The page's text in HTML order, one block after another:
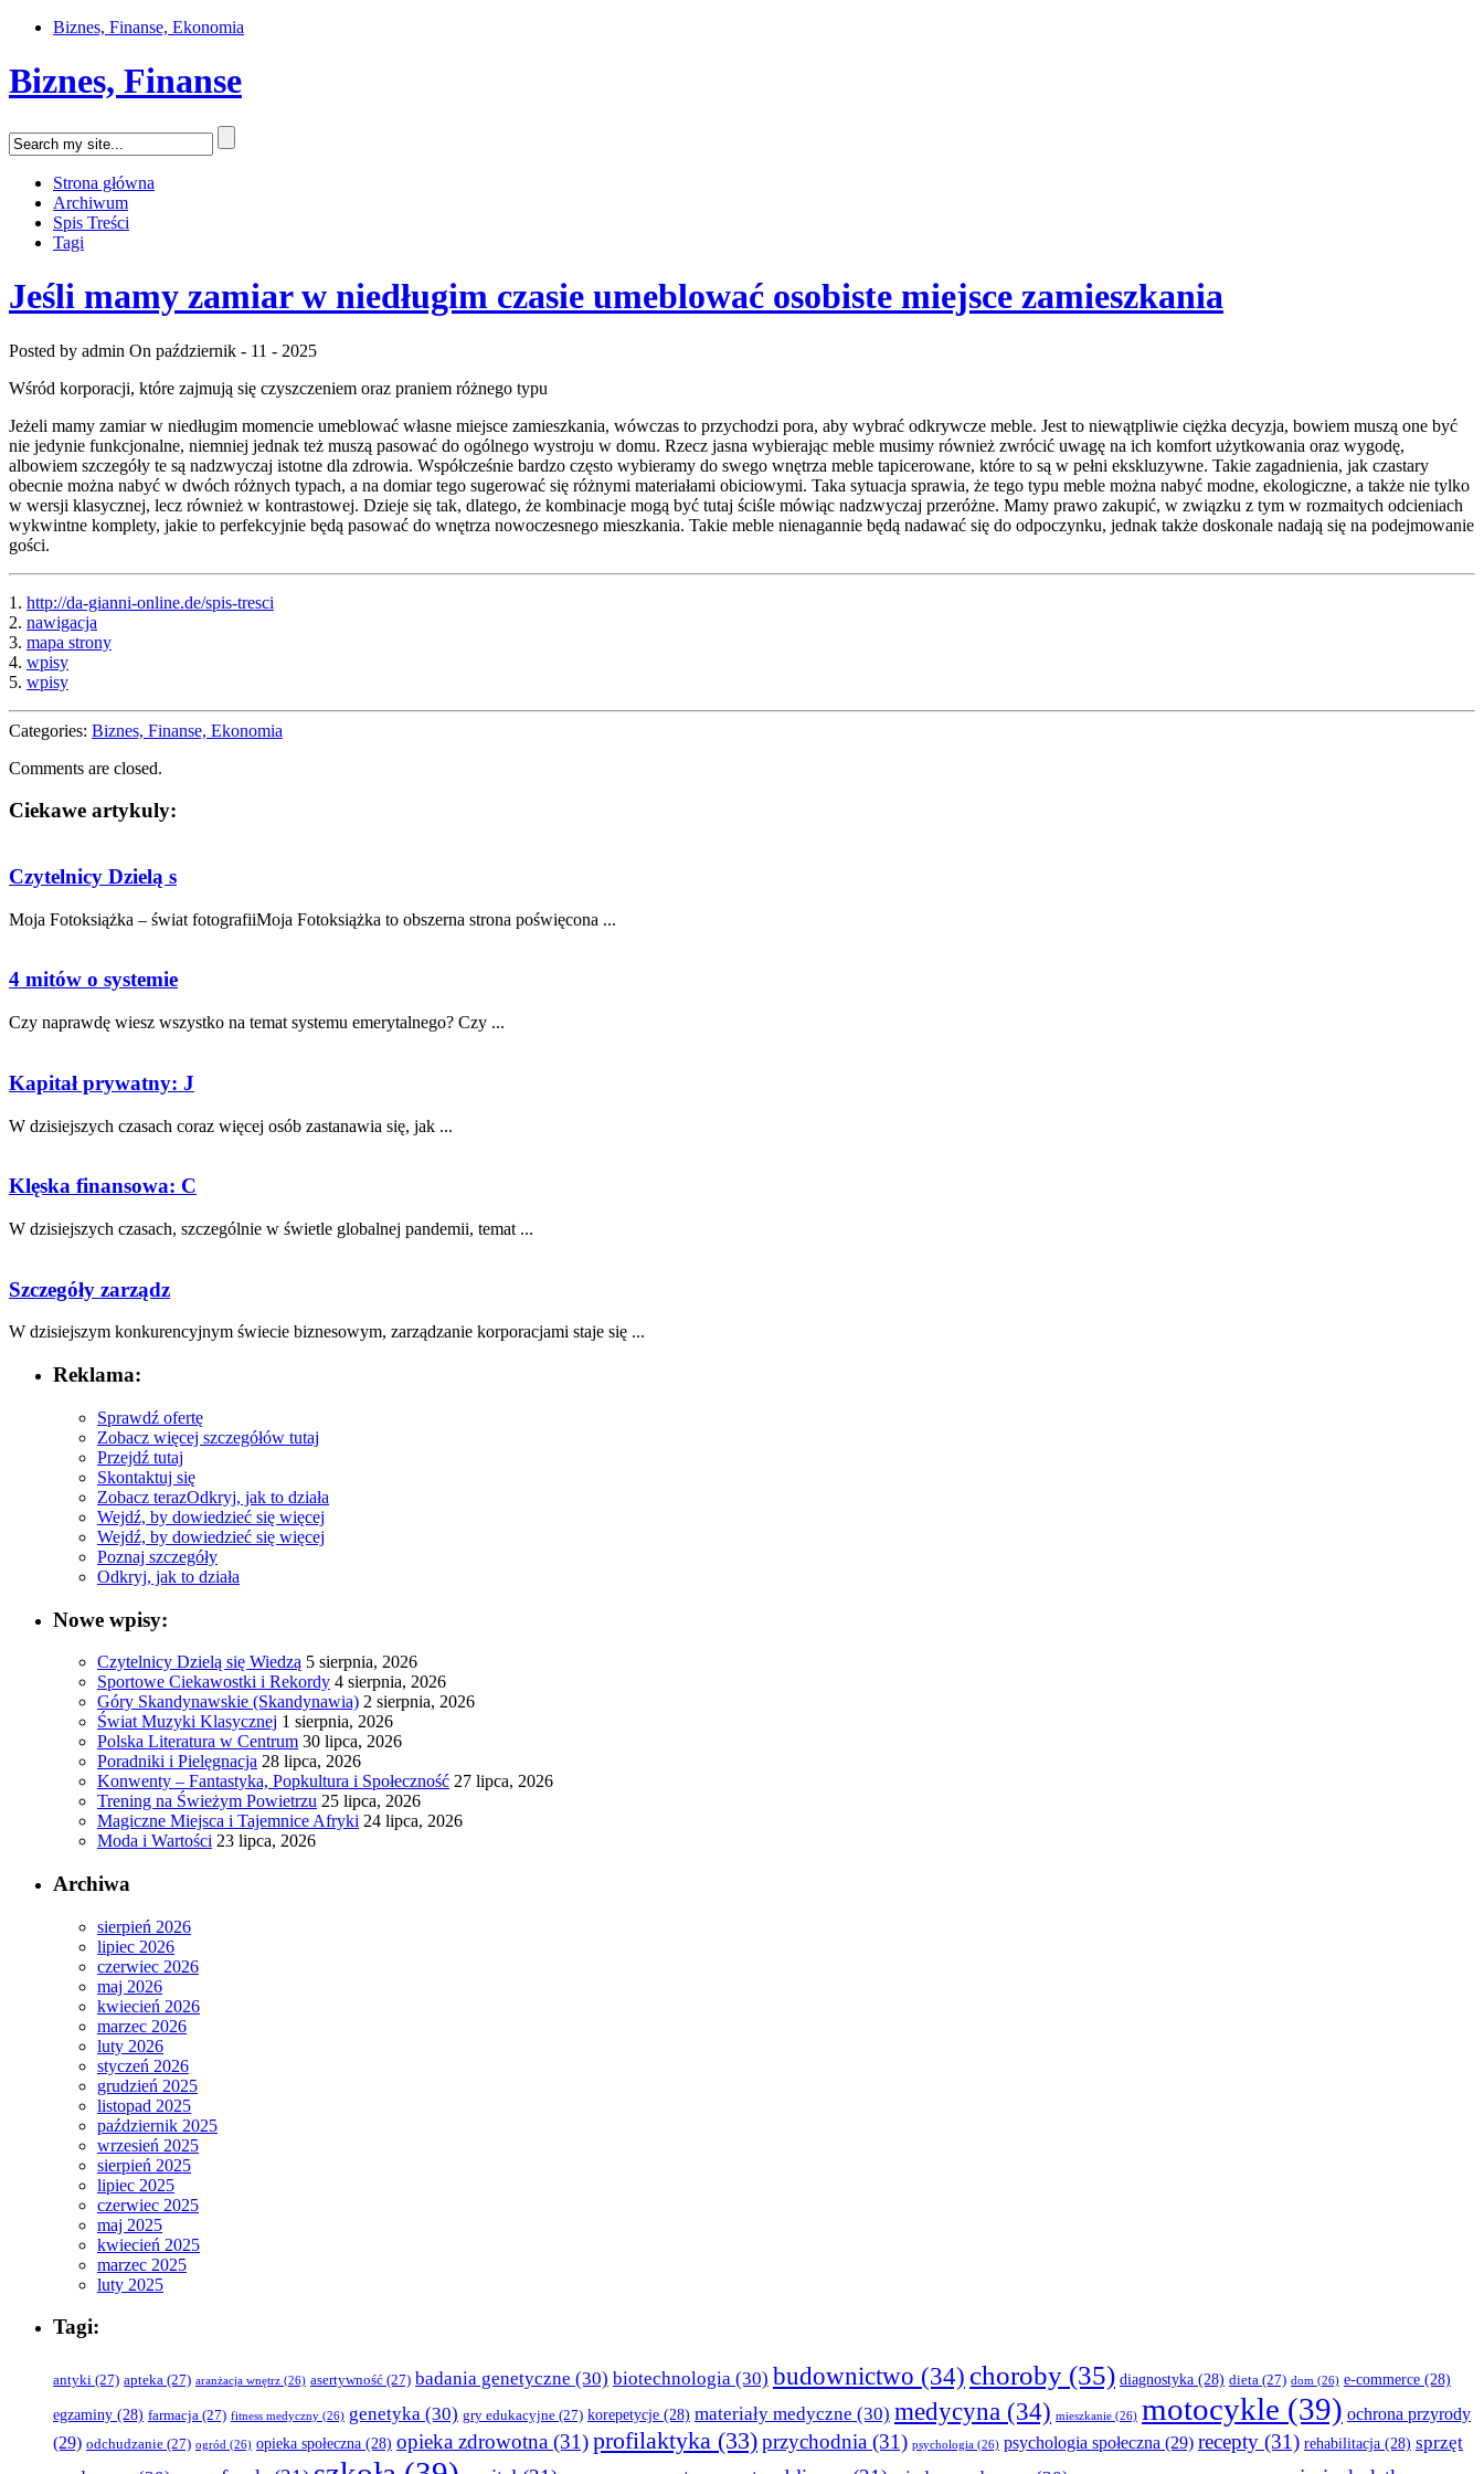
Biznes, Finanse, Ekonomia
Biznes, Finanse
Strona główna
Archiwum
Spis Treści
Tagi
Jeśli mamy zamiar w niedługim czasie umeblować osobiste miejsce zamieszkania
Posted by admin On październik - 11 - 2025
Wśród korporacji, które zajmują się czyszczeniem oraz praniem różnego typu
Jeżeli mamy zamiar w niedługim momencie umeblować własne miejsce zamieszkania, wówczas to przychodzi pora, aby wybrać odkrywcze meble. Jest to niewątpliwie ciężka decyzja, bowiem muszą one być
nie jedynie funkcjonalne, niemniej jednak też muszą pasować do ogólnego wystroju w domu. Rzecz jasna wybierając meble musimy również zwrócić uwagę na ich komfort użytkowania oraz wygodę,
albowiem szczegóły te są nadzwyczaj istotne dla zdrowia. Współcześnie bardzo często wybieramy do swego wnętrza meble tapicerowane, które to są w pełni ekskluzywne. Takie zagadnienia, jak czastary
obecnie można nabyć w dwóch różnych typach, a na domiar tego sugerować się różnymi materiałami obiciowymi. Taka sytuacja sprawia, że tego typu meble można nabyć modne, ekologiczne, a także nie tylko
w wersji klasycznej, lecz również w kontrastowej. Dzieje się tak, dlatego, że kombinacje mogą być tutaj ściśle mówiąc nadzwyczaj przeróżne. Mamy prawo zakupić, w związku z tym w rozmaitych odcieniach
wykwintne komplety, jakie to perfekcyjnie będą pasować do wnętrza nowoczesnego mieszkania. Takie meble nienagannie będą nadawać się do odpoczynku, jednak także doskonale nadają się na podejmowanie
gości.
1. http://da-gianni-online.de/spis-tresci
2. nawigacja
3. mapa strony
4. wpisy
5. wpisy
Categories: Biznes, Finanse, Ekonomia
Comments are closed.
Ciekawe artykuly:
Czytelnicy Dzielą s
Moja Fotoksiążka – świat fotografiiMoja Fotoksiążka to obszerna strona poświęcona ...
4 mitów o systemie
Czy ⁣naprawdę ​wiesz wszystko ‌na temat systemu emerytalnego? ⁢Czy ...
Kapitał prywatny: J
W dzisiejszych‌ czasach coraz więcej osób zastanawia się,‍ jak ...
Klęska finansowa: C
W dzisiejszych czasach, szczególnie w świetle globalnej pandemii,‌ temat ...
Szczegóły zarządz
W dzisiejszym konkurencyjnym świecie biznesowym, zarządzanie‌ korporacjami staje ​się ...
Reklama:
Sprawdź ofertę
Zobacz więcej szczegółów tutaj
Przejdź tutaj
Skontaktuj się
Zobacz terazOdkryj, jak to działa
Wejdź, by dowiedzieć się więcej
Wejdź, by dowiedzieć się więcej
Poznaj szczegóły
Odkryj, jak to działa
Nowe wpisy:
Czytelnicy Dzielą się Wiedzą 5 sierpnia, 2026
Sportowe Ciekawostki i Rekordy 4 sierpnia, 2026
Góry Skandynawskie (Skandynawia) 2 sierpnia, 2026
Świat Muzyki Klasycznej 1 sierpnia, 2026
Polska Literatura w Centrum 30 lipca, 2026
Poradniki i Pielęgnacja 28 lipca, 2026
Konwenty – Fantastyka, Popkultura i Społeczność 27 lipca, 2026
Trening na Świeżym Powietrzu 25 lipca, 2026
Magiczne Miejsca i Tajemnice Afryki 24 lipca, 2026
Moda i Wartości 23 lipca, 2026
Archiwa
sierpień 2026
lipiec 2026
czerwiec 2026
maj 2026
kwiecień 2026
marzec 2026
luty 2026
styczeń 2026
grudzień 2025
listopad 2025
październik 2025
wrzesień 2025
sierpień 2025
lipiec 2025
czerwiec 2025
maj 2025
kwiecień 2025
marzec 2025
luty 2025
Tagi:
antyki (27) apteka (27) aranżacja wnętrz (26) asertywność (27) badania genetyczne (30) biotechnologia (30) budownictwo (34) choroby (35) diagnostyka (28) dieta (27) dom (26) e-commerce (28)
egzaminy (28) farmacja (27) fitness medyczny (26) genetyka (30) gry edukacyjne (27) korepetycje (28) materiały medyczne (30) medycyna (34) mieszkanie (26) motocykle (39) ochrona przyrody
(29) odchudzanie (27) ogród (26) opieka społeczna (28) opieka zdrowotna (31)profilaktyka (33)przychodnia (31) psychologia (26) psychologia społeczna (29) recepty (31) rehabilitacja (28) sprzęt